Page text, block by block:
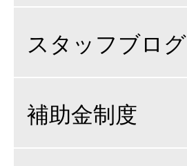
スタッフブログ
補助金制度